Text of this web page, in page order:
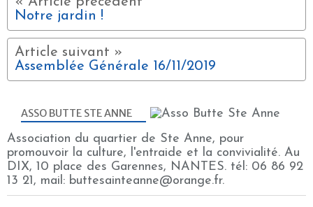
Notre jardin !
Assemblée Générale 16/11/2019
ASSO BUTTE STE ANNE
Association du quartier de Ste Anne, pour
promouvoir la culture, l'entraide et la convivialité. Au
DIX, 10 place des Garennes, NANTES. tél: 06 86 92
13 21, mail: buttesainteanne@orange.fr.